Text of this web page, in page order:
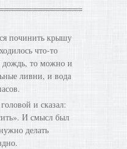
починить крышу
что-то
дождь, то можно и
ливни, и вода
и сказал:
И смысл был
делать